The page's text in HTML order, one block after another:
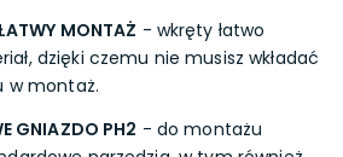
MONTAŻ - wkręty łatwo
dzięki czemu nie musisz wkładać
w montaż.
GNIAZDO PH2 - do montażu